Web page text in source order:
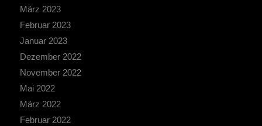
März 2023
Februar 2023
Januar 2023
Dezember 2022
November 2022
Mai 2022
März 2022
Februar 2022